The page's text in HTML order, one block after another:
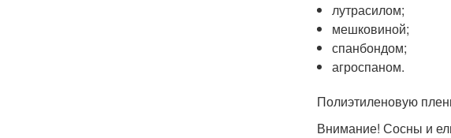
лутрасилом;
мешковиной;
спанбондом;
агроспаном.
Полиэтиленовую
Внимание! Сосны и